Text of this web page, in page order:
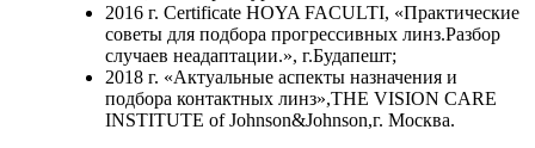
2016 г. Certificate HOYA FACULTI, «Практические
советы для подбора прогрессивных линз.Разбор
случаев неадаптации.», г.Будапешт;
2018 г. «Актуальные аспекты назначения и
подбора контактных линз»,THE VISION CARE
INSTITUTE of Johnson&Johnson,г. Москва.